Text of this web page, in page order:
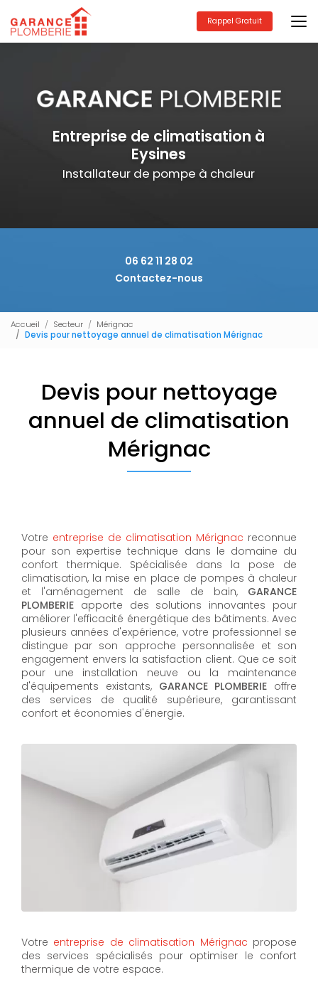
au
contenu
principal
Rappel Gratuit
Entreprise de climatisation à
Eysines
Installateur de pompe à chaleur
06 62 11 28 02
Contactez-nous
Accueil Secteur
Mérignac
Devis pour nettoyage annuel de climatisation Mérignac
Devis pour nettoyage
annuel de climatisation
Mérignac
Votre entreprise de climatisation Mérignac reconnue
pour son expertise technique dans le domaine du
confort thermique. Spécialisée dans la pose de
climatisation, la mise en place de pompes à chaleur
et l'aménagement de salle de bain, GARANCE
PLOMBERIE apporte des solutions innovantes pour
améliorer l'efficacité énergétique des bâtiments. Avec
plusieurs années d'expérience, votre professionnel se
distingue par son approche personnalisée et son
engagement envers la satisfaction client. Que ce soit
pour une installation neuve ou la maintenance
d'équipements existants, GARANCE PLOMBERIE offre
des services de qualité supérieure, garantissant
confort et économies d'énergie.
Votre entreprise de climatisation Mérignac propose
des services spécialisés pour optimiser le confort
thermique de votre espace.